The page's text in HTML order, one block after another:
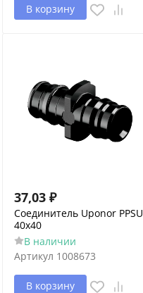
В корзину
37,03 ₽
Соединитель Uponor PPSU
40x40
В наличии
Артикул 1008673
В корзину